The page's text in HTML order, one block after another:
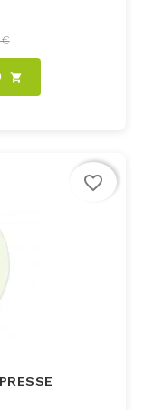
€
shopping_cart
favorite_border